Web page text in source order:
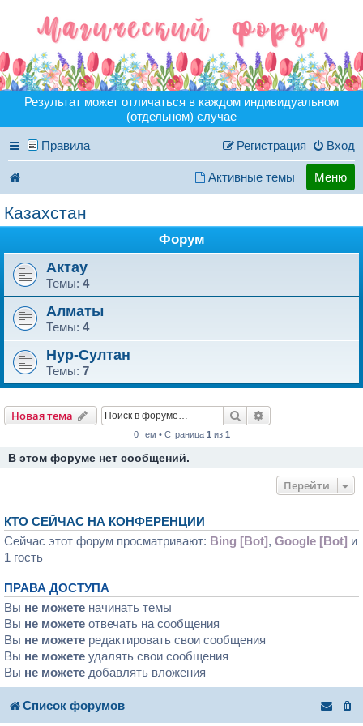
Результат может отличаться в каждом индивидуальном
(отдельном) случае
Правила Вход
Регистрация
Активные темы Меню
Казахстан
Форум
Актау
Темы: 4
Алматы
Темы: 4
Нур-Султан
Темы: 7
Новая тема Поиск
0 тем • Страница 1 из 1
В этом форуме нет сообщений.
Перейти
КТО СЕЙЧАС НА КОНФЕРЕНЦИИ
Сейчас этот форум просматривают: Bing [Bot], Google [Bot] и
1 гость
ПРАВА ДОСТУПА
Вы не можете начинать темы
Вы не можете отвечать на сообщения
Вы не можете редактировать свои сообщения
Вы не можете удалять свои сообщения
Вы не можете добавлять вложения
Список форумов